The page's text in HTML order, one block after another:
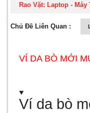
Rao Vặt: Laptop - Máy
Chủ Đề Liên Quan :
VÍ DA BÒ MỚI
Ví da bò